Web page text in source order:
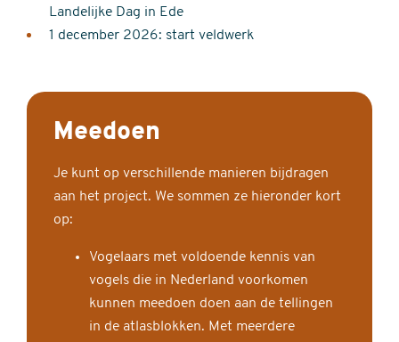
Landelijke Dag in Ede
1 december 2026: start veldwerk
Meedoen
Je kunt op verschillende manieren bijdragen
aan het project. We sommen ze hieronder kort
op:
Vogelaars met voldoende kennis van
vogels die in Nederland voorkomen
kunnen meedoen doen aan de tellingen
in de atlasblokken. Met meerdere